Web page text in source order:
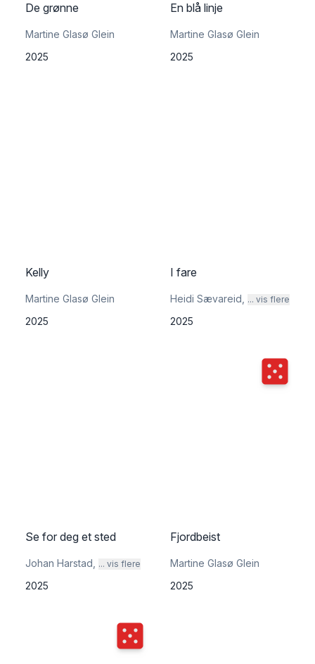
De grønne
Martine Glasø Glein
2025
En blå linje
Martine Glasø Glein
2025
Kelly
Martine Glasø Glein
2025
I fare
Heidi Sævareid ... vis flere
2025
Se for deg et sted
Johan Harstad ... vis flere
2025
Fjordbeist
Martine Glasø Glein
2025
Terningkast